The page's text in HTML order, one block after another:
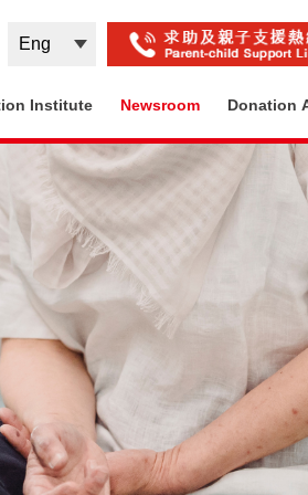
Institute Newsroom Donation